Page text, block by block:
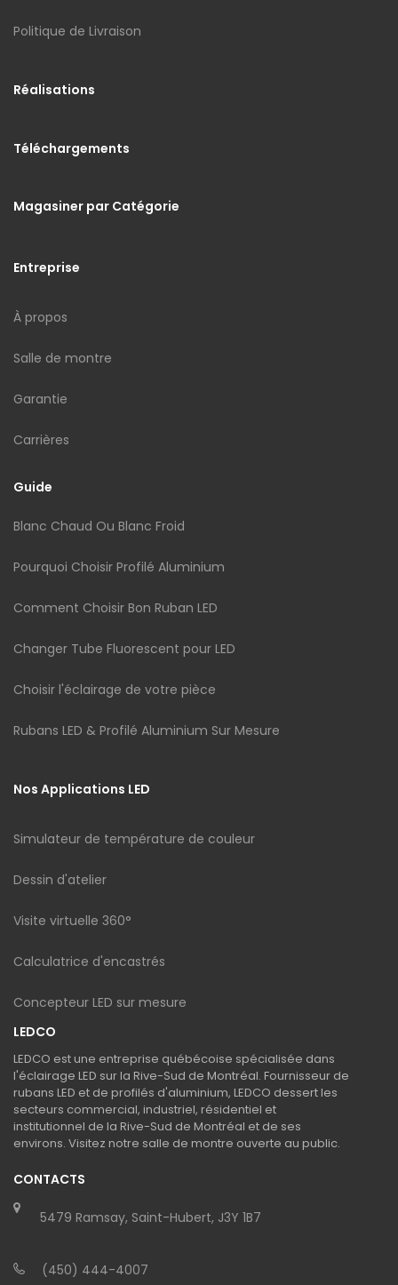
Politique de Livraison
Réalisations
Téléchargements
Magasiner par Catégorie
Entreprise
À propos
Salle de montre
Garantie
Carrières
Guide
Blanc Chaud Ou Blanc Froid
Pourquoi Choisir Profilé Aluminium
Comment Choisir Bon Ruban LED
Changer Tube Fluorescent pour LED
Choisir l'éclairage de votre pièce
Rubans LED & Profilé Aluminium Sur Mesure
Nos Applications LED
Simulateur de température de couleur
Dessin d'atelier
Visite virtuelle 360°
Calculatrice d'encastrés
Concepteur LED sur mesure
LEDCO
LEDCO est une entreprise québécoise spécialisée dans
l'éclairage LED sur la Rive-Sud de Montréal. Fournisseur de
rubans LED et de profilés d'aluminium, LEDCO dessert les
secteurs commercial, industriel, résidentiel et
institutionnel de la Rive-Sud de Montréal et de ses
environs. Visitez notre salle de montre ouverte au public.
CONTACTS
5479 Ramsay, Saint-Hubert, J3Y 1B7
(450) 444-4007